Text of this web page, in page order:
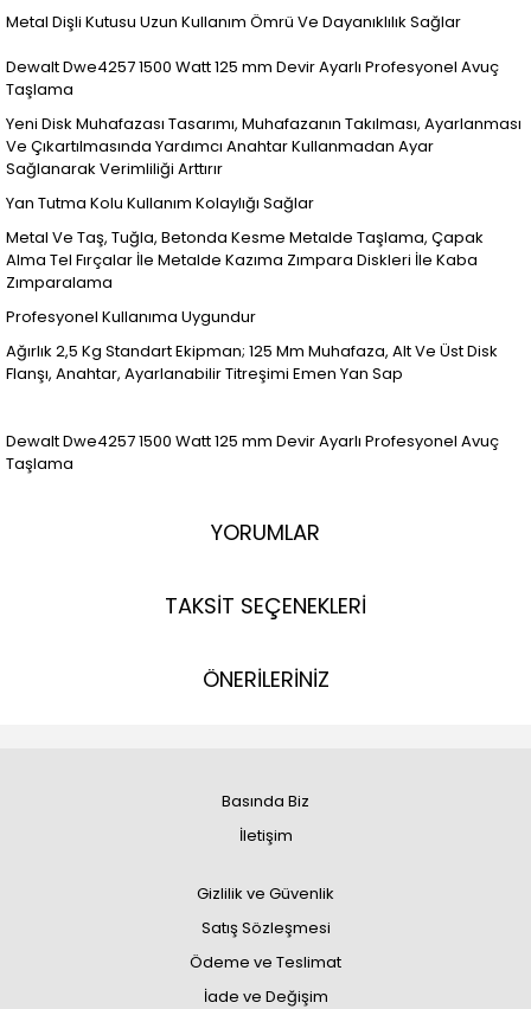
Metal Dişli Kutusu Uzun Kullanım Ömrü Ve Dayanıklılık Sağlar
Dewalt Dwe4257 1500 Watt 125 mm Devir Ayarlı Profesyonel Avuç
Taşlama
Yeni Disk Muhafazası Tasarımı, Muhafazanın Takılması, Ayarlanması
Ve Çıkartılmasında Yardımcı Anahtar Kullanmadan Ayar
Sağlanarak Verimliliği Arttırır
Yan Tutma Kolu Kullanım Kolaylığı Sağlar
Metal Ve Taş, Tuğla, Betonda Kesme Metalde Taşlama, Çapak
Alma Tel Fırçalar İle Metalde Kazıma Zımpara Diskleri İle Kaba
Zımparalama
Profesyonel Kullanıma Uygundur
Ağırlık 2,5 Kg Standart Ekipman; 125 Mm Muhafaza, Alt Ve Üst Disk
Flanşı, Anahtar, Ayarlanabilir Titreşimi Emen Yan Sap
Dewalt Dwe4257 1500 Watt 125 mm Devir Ayarlı Profesyonel Avuç
Taşlama
YORUMLAR
TAKSİT SEÇENEKLERİ
ÖNERİLERİNİZ
Basında Biz
İletişim
Gizlilik ve Güvenlik
Satış Sözleşmesi
Ödeme ve Teslimat
İade ve Değişim